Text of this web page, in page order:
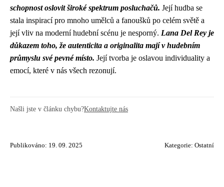
schopnost oslovit široké spektrum posluchačů. Její hudba se
stala inspirací pro mnoho umělců a fanoušků po celém světě a
její vliv na moderní hudební scénu je nesporný. Lana Del Rey je
důkazem toho, že autenticita a originalita mají v hudebním
průmyslu své pevné místo. Její tvorba je oslavou individuality a
emocí, které v nás všech rezonují.
Našli jste v článku chybu?Kontaktujte nás
Publikováno: 19. 09. 2025 Kategorie: Ostatní